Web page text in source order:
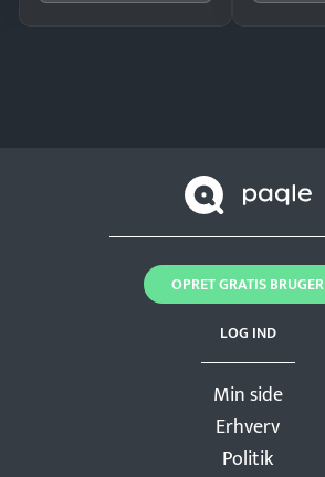
Min side
Erhverv
Politik
LOG IND
OPRET GRATIS BRUGER